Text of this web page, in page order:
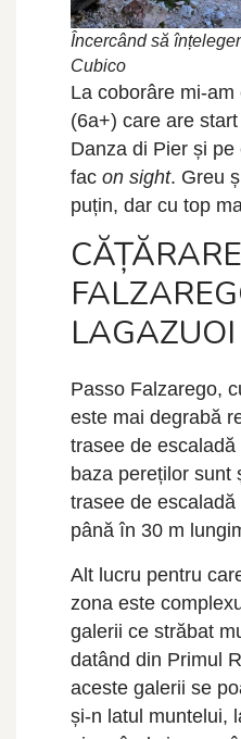
Încercând să
Cubico
La coborâre mi-
(6a+) care are
Danza di Pier și pe
fac on sight. Greu
puțin, dar cu top
LAGAZUOI
Passo Falzarego,
este mai degrabă
trasee de escaladă
baza pereților sunt
trasee de escaladă
până în 30 m
Alt lucru pentru
zona este
galerii ce străbat
datând din Primul
aceste galerii se
și-n latul muntelui,